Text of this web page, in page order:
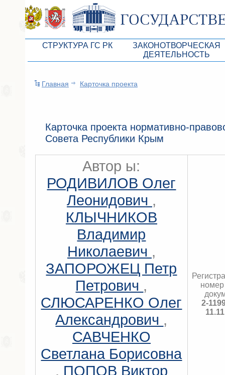
СТРУКТУРА ГС РК
Президиум ГС РК
Депутатские фракции ГС РК
Аппарат ГС РК
Советники Председателя ГС РК
Управление делами ГС РК
Поиск депутата по округу
ЗАКОНОТВОРЧЕСКАЯ
ДЕЯТЕЛЬНОСТЬ
Бюджет Республики
Независимая
Информация
Главная Карточка проекта
Карточка проекта нормативно-
Совета Республики Крым
Автор ы:
РОДИВИЛОВ Олег
Леонидович ,
КЛЫЧНИКОВ
Владимир
Николаевич ,
ЗАПОРОЖЕЦ Петр
Петрович ,
СЛЮСАРЕНКО Олег
Александрович ,
САВЧЕНКО
Светлана Борисовна
, ПОПОВ Виктор
номер
2-